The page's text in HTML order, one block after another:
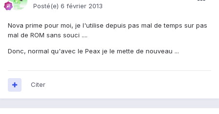
Posté(e) 6 février 2013
Nova prime pour moi, je l'utilise depuis pas mal de temps sur pas
mal de ROM sans souci ....
Donc, normal qu'avec le Peax je le mette de nouveau ...
Citer